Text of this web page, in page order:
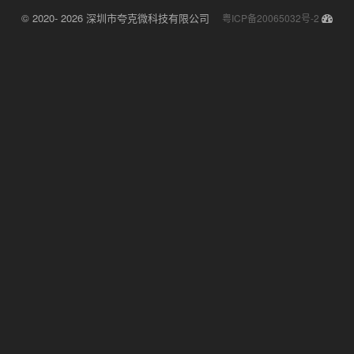
© 2020- 2026 深圳市夸克微科技有限公司 粤ICP备20065032号-2